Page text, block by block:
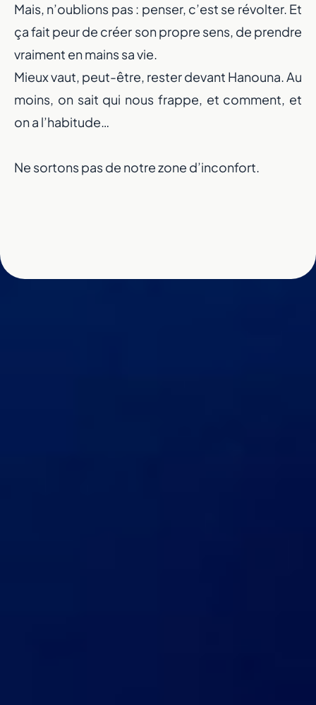
Mais, n’oublions pas : penser, c’est se révolter. Et
ça fait peur de créer son propre sens, de prendre
vraiment en mains sa vie.
Mieux vaut, peut-être, rester devant Hanouna. Au
moins, on sait qui nous frappe, et comment, et
on a l’habitude…
Ne sortons pas de notre zone d’inconfort.
Un nouveau
portée de